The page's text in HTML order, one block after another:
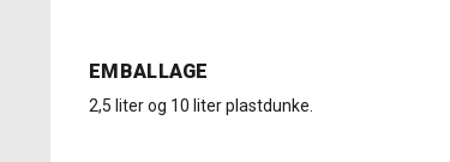
EMBALLAGE
2,5 liter og 10 liter plastdunke.